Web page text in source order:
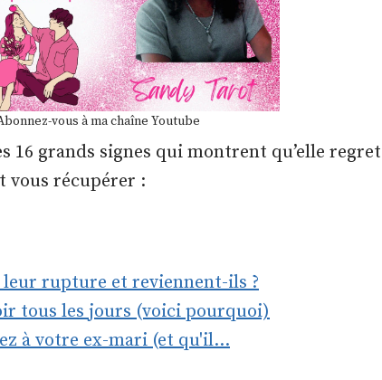
vous à ma chaîne Youtube
16 grands signes qui montrent qu’elle
vous récupérer :
rupture et reviennent-ils ?
tous les jours (voici pourquoi)
à votre ex-mari (et qu'il…